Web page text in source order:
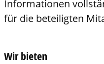
Informationen
für die beteiligten
Wir bieten